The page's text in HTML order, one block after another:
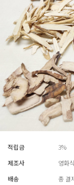
적립금
3%
제조사
영화
배송
총 결